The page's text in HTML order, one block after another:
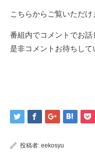
こちらからご覧いただけ
番組内でコメントでお話
是非コメントお待ちして
投稿者: eekosyu